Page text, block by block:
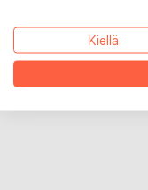
Klikkaamalla
painiketta annat
kolmannen
Kiellä